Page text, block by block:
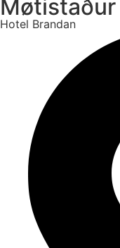
Møtistaður
Hotel Brandan